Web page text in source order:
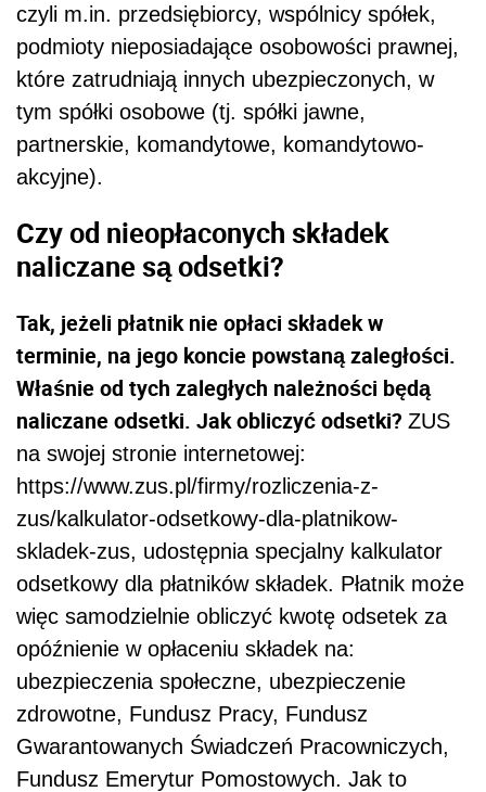
czyli m.in. przedsiębiorcy, wspólnicy spółek,
podmioty nieposiadające osobowości prawnej,
które zatrudniają innych ubezpieczonych, w
tym spółki osobowe (tj. spółki jawne,
partnerskie, komandytowe, komandytowo-
akcyjne).
Czy od nieopłaconych składek
naliczane są odsetki?
Tak, jeżeli płatnik nie opłaci składek w
terminie, na jego koncie powstaną zaległości.
Właśnie od tych zaległych należności będą
naliczane odsetki. Jak obliczyć odsetki? ZUS
na swojej stronie internetowej:
https://www.zus.pl/firmy/rozliczenia-z-
zus/kalkulator-odsetkowy-dla-platnikow-
skladek-zus, udostępnia specjalny kalkulator
odsetkowy dla płatników składek. Płatnik może
więc samodzielnie obliczyć kwotę odsetek za
opóźnienie w opłaceniu składek na:
ubezpieczenia społeczne, ubezpieczenie
zdrowotne, Fundusz Pracy, Fundusz
Gwarantowanych Świadczeń Pracowniczych,
Fundusz Emerytur Pomostowych. Jak to